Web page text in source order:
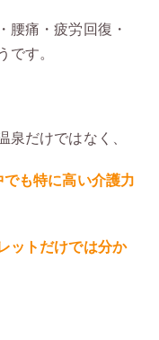
腰痛・疲労回復・
です。
泉だけではなく、
も特に高い介護力
ットだけでは分か